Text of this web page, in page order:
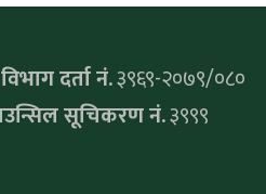
दर्ता नं.३९६९-२०७९/०८०
सूचिकरण नं.३९९९